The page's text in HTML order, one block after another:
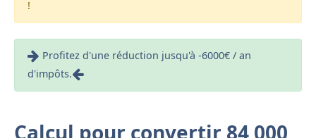
!
Profitez d'une réduction jusqu'à -6000€ / an
d'impôts.